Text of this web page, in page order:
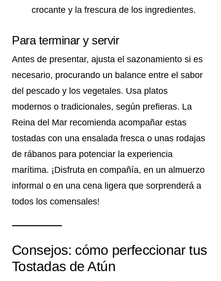
crocante y la frescura de los ingredientes.
Para terminar y servir
Antes de presentar, ajusta el sazonamiento si es
necesario, procurando un balance entre el sabor
del pescado y los vegetales. Usa platos
modernos o tradicionales, según prefieras. La
Reina del Mar recomienda acompañar estas
tostadas con una ensalada fresca o unas rodajas
de rábanos para potenciar la experiencia
marítima. ¡Disfruta en compañía, en un almuerzo
informal o en una cena ligera que sorprenderá a
todos los comensales!
Consejos: cómo perfeccionar tus
Tostadas de Atún